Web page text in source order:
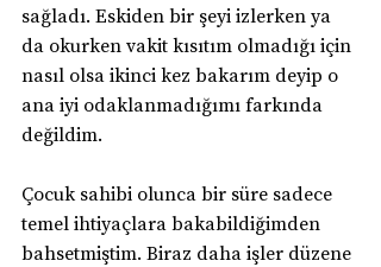
sağladı. Eskiden bir şeyi izlerken ya
da okurken vakit kısıtım olmadığı için
nasıl olsa ikinci kez bakarım deyip o
ana iyi odaklanmadığımı farkında
değildim.
Çocuk sahibi olunca bir süre sadece
temel ihtiyaçlara bakabildiğimden
bahsetmiştim. Biraz daha işler düzene